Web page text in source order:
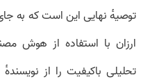
ارزان با استفاده از هوش
تحلیلی باکیفیت را از